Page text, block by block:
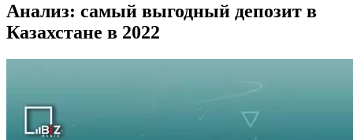
Анализ: самый выгодный депозит в
Казахстане в 2022